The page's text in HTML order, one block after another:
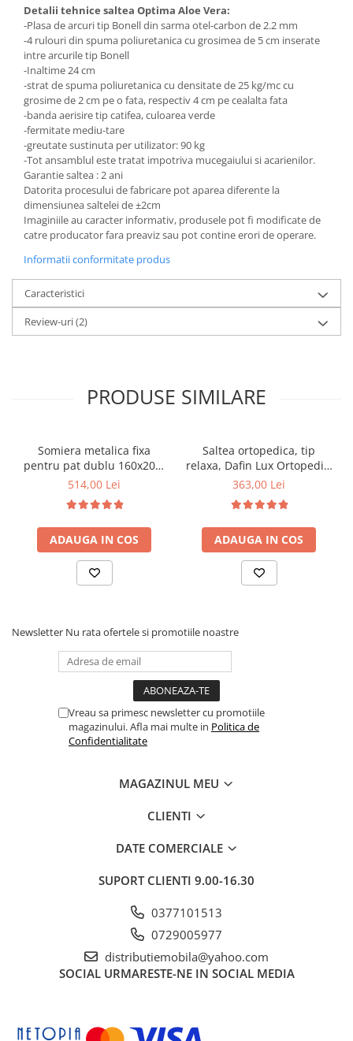
Detalii tehnice saltea Optima Aloe Vera:
-Plasa de arcuri tip Bonell din sarma otel-carbon de 2.2 mm
-4 rulouri din spuma poliuretanica cu grosimea de 5 cm inserate
intre arcurile tip Bonell
-Inaltime 24 cm
-strat de spuma poliuretanica cu densitate de 25 kg/mc cu
grosime de 2 cm pe o fata, respectiv 4 cm pe cealalta fata
-banda aerisire tip catifea, culoarea verde
-fermitate mediu-tare
-greutate sustinuta per utilizator: 90 kg
-Tot ansamblul este tratat impotriva mucegaiului si acarienilor.
Garantie saltea : 2 ani
Datorita procesului de fabricare pot aparea diferente la
dimensiunea saltelei de ±2cm
Imaginiile au caracter informativ, produsele pot fi modificate de
catre producator fara preaviz sau pot contine erori de operare.
Informatii conformitate produs
Caracteristici
Review-uri(2)
PRODUSE SIMILARE
Somiera metalica fixa
pentru pat dublu 160x200,
6 picioare, 32 lamele lemn
saltea ferm, negru
514,00 Lei
ADAUGA IN COS
Saltea ortopedica, tip
relaxa, Dafin Lux Ortopedic,
90x200x21cm, fermitate
tip Bonell, fata vara-iarna,
sistem de aerisire cu
butoni, Salt Confort
363,00 Lei
ADAUGA IN COS
Newsletter Nu rata ofertele si promotiile noastre
Vreau sa primesc newsletter cu promotiile
magazinului. Afla mai multe in Politica de
Confidentialitate
MAGAZINUL MEU
CLIENTI
DATE COMERCIALE
SUPORT CLIENTI 9.00-16.30
0377101513
0729005977
distributiemobila@yahoo.com
SOCIAL URMARESTE-NE IN SOCIAL MEDIA